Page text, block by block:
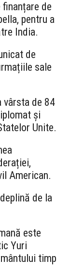
de
pentru a
India.
de
sale
vârsta de 84
și
Unite.
American.
de la
este
Yuri
timp